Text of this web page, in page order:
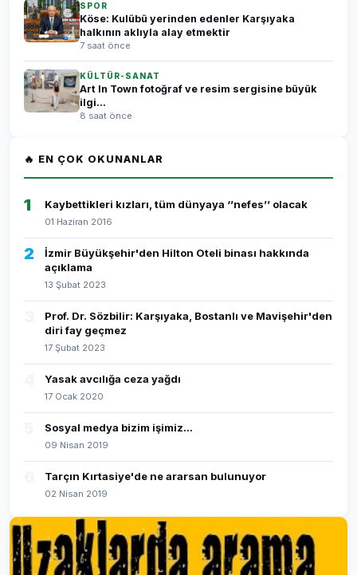
SPOR
Köse: Kulübü yerinden edenler Karşıyaka
halkının aklıyla alay etmektir
7 saat önce
KÜLTÜR-SANAT
Art In Town fotoğraf ve resim sergisine büyük
ilgi...
8 saat önce
🔥 EN ÇOK OKUNANLAR
1 Kaybettikleri kızları, tüm dünyaya ‘’nefes’’ olacak
01 Haziran 2016
2
İzmir Büyükşehir'den Hilton Oteli binası hakkında
açıklama
13 Şubat 2023
Prof. Dr. Sözbilir: Karşıyaka, Bostanlı ve Mavişehir'den
diri fay geçmez
17 Şubat 2023
Yasak avcılığa ceza yağdı
17 Ocak 2020
Sosyal medya bizim işimiz...
09 Nisan 2019
Tarçın Kırtasiye'de ne ararsan bulunuyor
02 Nisan 2019